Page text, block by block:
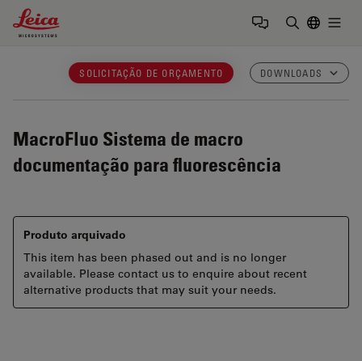
Leica Microsystems Logo
SOLICITAÇÃO DE ORÇAMENTO DOWNLOADS
MacroFluo Sistema de macro
documentação para fluorescência
Produto arquivado
This item has been phased out and is no longer
available. Please contact us to enquire about recent
alternative products that may suit your needs.